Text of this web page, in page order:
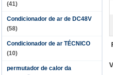
(41)
Condicionador de ar de DC48V
(58)
Condicionador de ar TÉCNICO
(10)
permutador de calor da